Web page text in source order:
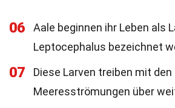
06
Aale beginnen ihr Leben als
Leptocephalus bezeichnet
07
Diese Larven treiben mit den
Meeresströmungen über